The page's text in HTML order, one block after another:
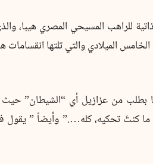
للراهب المسيحي المصري هيبا،
الميلادي والتي تلتها انقسامات
بطلب من عزازيل أي “الشيطان” حيث
كنتَ تحكيه، كله….” وأيضاً ” يقول